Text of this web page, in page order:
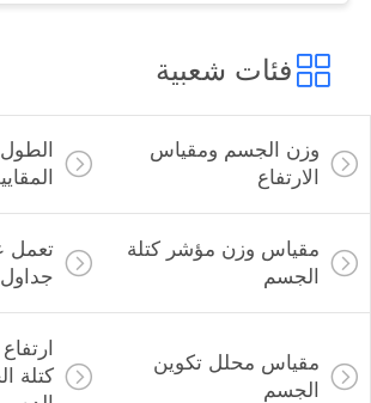
فئات شعبية
وزن الجسم ومقياس
الارتفاع
مقياس وزن مؤشر كتلة
الجسم
تعمل
جداول
مقياس محلل تكوين
الجسم
كتلة